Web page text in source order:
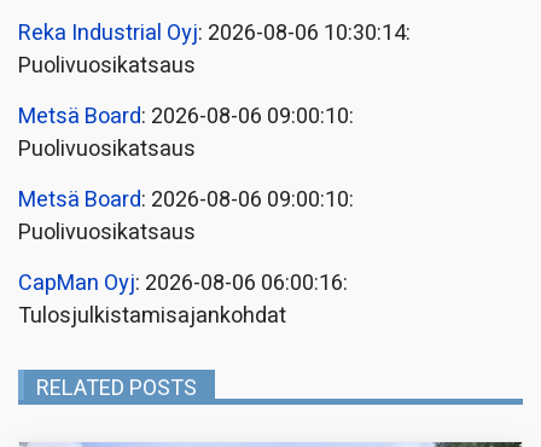
Reka Industrial Oyj: 2026-08-06 10:30:14:
Puolivuosikatsaus
Metsä Board: 2026-08-06 09:00:10:
Puolivuosikatsaus
Metsä Board: 2026-08-06 09:00:10:
Puolivuosikatsaus
CapMan Oyj: 2026-08-06 06:00:16:
Tulosjulkistamisajankohdat
RELATED POSTS